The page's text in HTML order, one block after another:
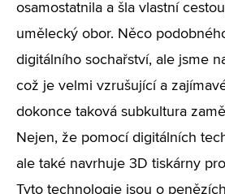
osamostatnila a šla vlastní
umělecký obor. Něco
digitálního sochařství, ale jsme
což je velmi vzrušující a
dokonce taková subkultura
Nejen, že pomocí digitálních
ale také navrhuje 3D tiskárny
Tyto technologie jsou o